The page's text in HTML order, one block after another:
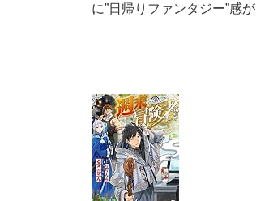
に”日帰りファンタジー”感